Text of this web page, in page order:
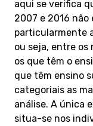
aqui se verifica
2007 e 2016
particularmente
ou seja, entre os
os que têm o
que têm ensino
categoriais as
análise. A única
situa-se nos